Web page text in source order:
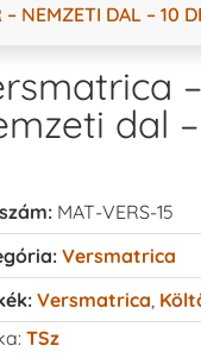
NEMZETI DAL – 10
dal
MAT-VERS-15
Versmatrica
Versmatrica
TSz